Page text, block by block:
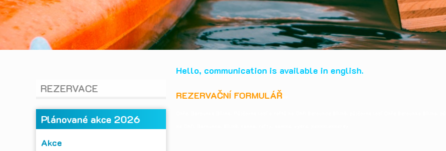
REZERVACE
Plánované akce 2026
Akce
Hello, communication is available in english.
REZERVAČNÍ FORMULÁŘ